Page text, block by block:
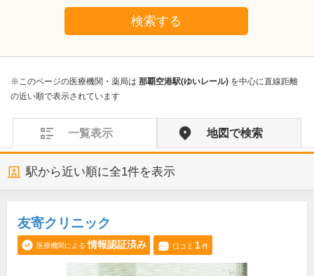
検索する
※このページの医療機関・薬局は 那覇空港駅(ゆいレール) を中心に直線距離
の近い順で表示されています
一覧表示 地図で検索
駅から近い順に全1件を表示
友寄クリニック
医療機関による 情報認証済み 口コミ 1件